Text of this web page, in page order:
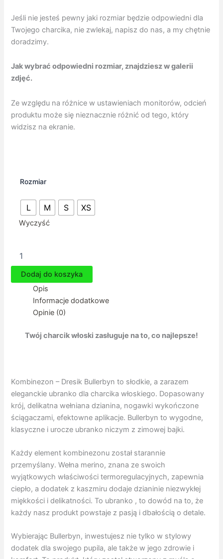
Jeśli nie jesteś pewny jaki rozmiar będzie odpowiedni dla
Twojego charcika, nie zwlekaj, napisz do nas, a my chętnie
doradzimy.
Jak wybrać odpowiedni rozmiar, znajdziesz w galerii
zdjęć.
Ze względu na różnice w ustawieniach monitorów, odcień
produktu może się nieznacznie różnić od tego, który
widzisz na ekranie.
Rozmiar
L M S XS
Wyczyść
Ubranko
charcika
Kombinezon
Bullerbyn
Dodaj do koszyka
Opis
Informacje dodatkowe
Opinie (0)
Twój charcik włoski zasługuje na to, co najlepsze!
Kombinezon – Dresik Bullerbyn to słodkie, a zarazem
eleganckie ubranko dla charcika włoskiego. Dopasowany
krój, delikatna wełniana dzianina, nogawki wykończone
ściągaczami, efektowne aplikacje. Bullerbyn to wygodne,
klasyczne i urocze ubranko niczym z zimowej bajki.
Każdy element kombinezonu został starannie
przemyślany. Wełna merino, znana ze swoich
wyjątkowych właściwości termoregulacyjnych, zapewnia
ciepło, a dodatek z kaszmiru dodaje dzianinie niezwykłej
miękkości i delikatności. To ubranko , to dowód na to, że
każdy nasz produkt powstaje z pasją i dbałością o detale.
Wybierając Bullerbyn, inwestujesz nie tylko w stylowy
dodatek dla swojego pupila, ale także w jego zdrowie i